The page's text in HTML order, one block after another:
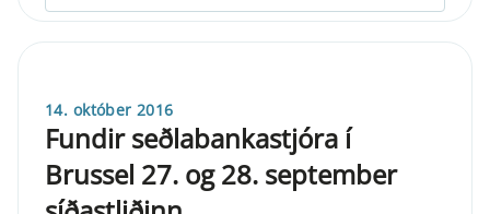
14. október 2016
Fundir seðlabankastjóra í
Brussel 27. og 28. september